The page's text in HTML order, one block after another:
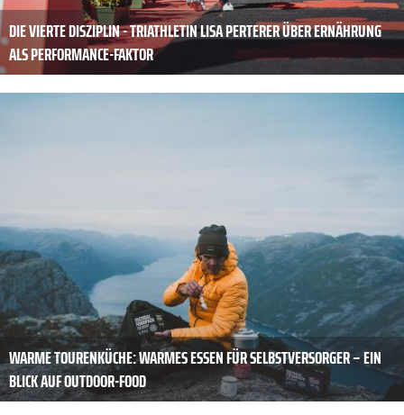
DIE VIERTE DISZIPLIN - TRIATHLETIN LISA PERTERER ÜBER ERNÄHRUNG
ALS PERFORMANCE-FAKTOR
WARME TOURENKÜCHE: WARMES ESSEN FÜR SELBSTVERSORGER – EIN
BLICK AUF OUTDOOR-FOOD